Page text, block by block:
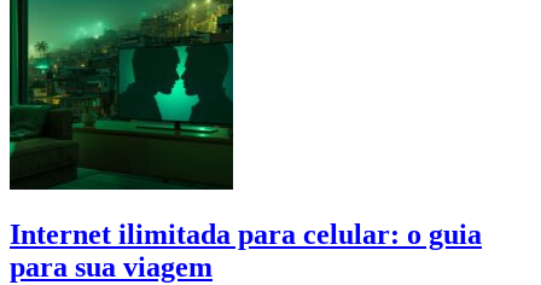
Internet ilimitada para celular: o guia
para sua viagem